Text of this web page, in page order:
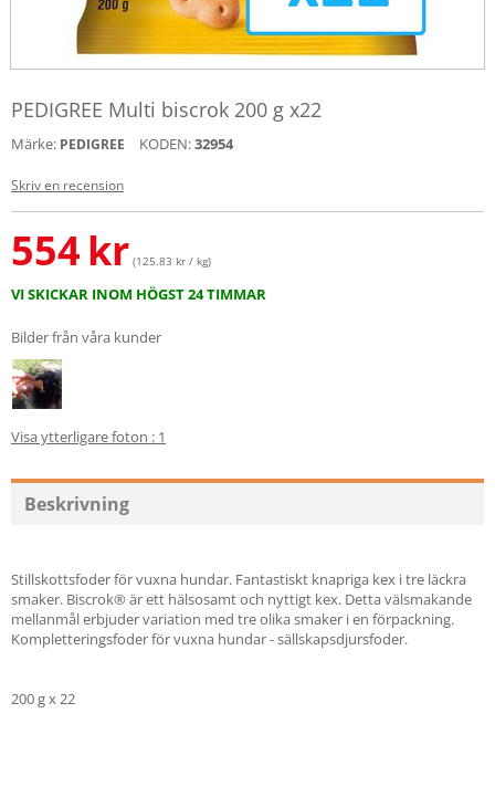
PEDIGREE Multi biscrok 200 g x22
Märke: PEDIGREE KODEN:32954
Skriv en recension
554kr (125.83 kr / kg)
VI SKICKAR INOM HÖGST 24 TIMMAR
Bilder från våra kunder
Visa ytterligare foton : 1
Beskrivning
Stillskottsfoder för vuxna hundar. Fantastiskt knapriga kex i tre läckra
smaker. Biscrok® är ett hälsosamt och nyttigt kex. Detta välsmakande
mellanmål erbjuder variation med tre olika smaker i en förpackning.
Kompletteringsfoder för vuxna hundar - sällskapsdjursfoder.
200 g x 22